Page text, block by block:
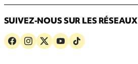
SUIVEZ-NOUS SUR LES RÉSEAUX